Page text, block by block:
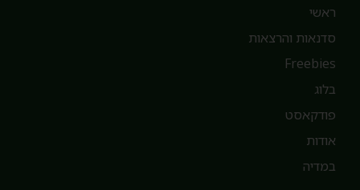
ראשי
סדנאות והרצאות
Freebies
פודקאסט
אודות
במדיה